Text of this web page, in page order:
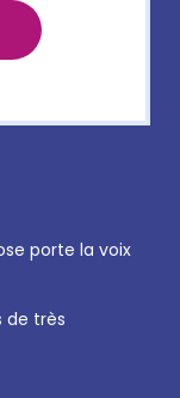
porte la voix
de très